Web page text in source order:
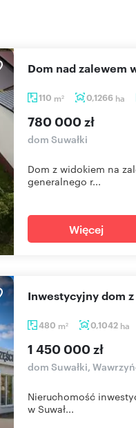
110 m2 0,1266 ha
Dom nad
780 000 zł
dom Suwałki
Dom z widokiem na
generalnego r...
Więcej
480 m2 0,1042 ha
Inwestycyjny dom
1 450 000 zł
dom Suwałki,
Nieruchomość
w Suwał...